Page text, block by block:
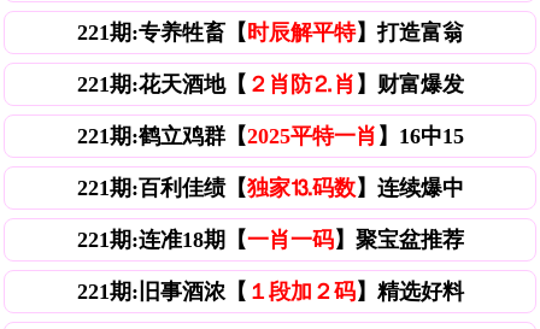
221期:专养牲畜【 时辰解平特】打造富翁
221期:花天酒地【 ２肖防⒉肖 】财富爆发
221期:鹤立鸡群【2025平特一肖 】16中15
221期:百利佳绩【独家⒔码数】连续爆中
221期:连准18期【一肖一码】聚宝盆推荐
221期:旧事酒浓【 １段加２码】精选好料